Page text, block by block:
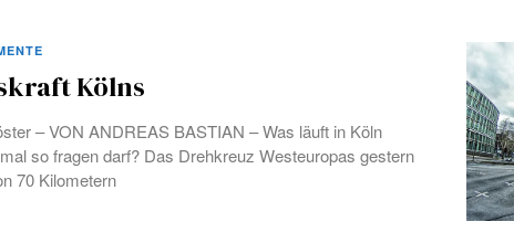
Kölns
– VON ANDREAS BASTIAN – Was läuft in Köln
so fragen darf? Das Drehkreuz Westeuropas gestern
70 Kilometern